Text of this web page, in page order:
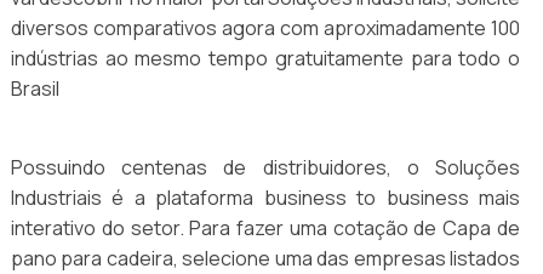
diversos comparativos agora com aproximadamente 100
indústrias ao mesmo tempo gratuitamente para todo o
Brasil
Possuindo centenas de distribuidores, o Soluções
Industriais é a plataforma business to business mais
interativo do setor. Para fazer uma cotação de Capa de
pano para cadeira, selecione uma das empresas listados